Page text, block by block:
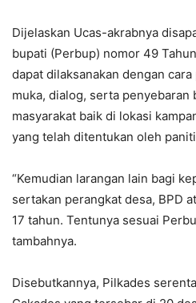
Dijelaskan Ucas-akrabnya
bupati (Perbup) nomor 49
dapat dilaksanakan dengan
muka, dialog, serta penyebaran
masyarakat baik di lokasi
yang telah ditentukan oleh
“Kemudian larangan lain bagi
sertakan perangkat desa, BPD
17 tahun. Tentunya sesuai
tambahnya.
Disebutkannya, Pilkades